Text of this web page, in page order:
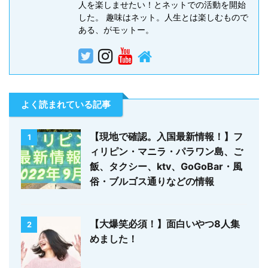
人を楽しませたい！とネットでの活動を開始
した。 趣味はネット。人生とは楽しむもので
ある、がモットー。
よく読まれている記事
1
【現地で確認。入国最新情報！】フ
ィリピン・マニラ・パラワン島、ご
飯、タクシー、ktv、GoGoBar・風
俗・ブルゴス通りなどの情報
2
【大爆笑必須！】面白いやつ8人集
めました！